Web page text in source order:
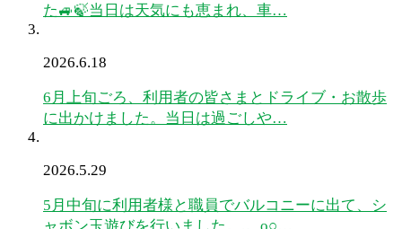
た🚙🍃当日は天気にも恵まれ、車…
2026.6.18
6月上旬ごろ、利用者の皆さまとドライブ・お散歩
に出かけました。当日は過ごしや…
2026.5.29
5月中旬に利用者様と職員でバルコニーに出て、シ